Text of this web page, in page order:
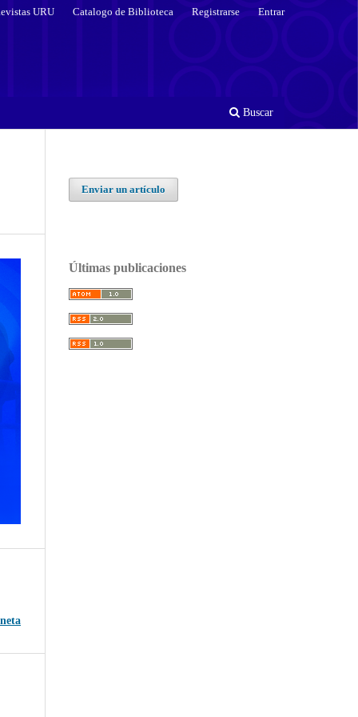
Buscar
URU Catalogo de Biblioteca Registrarse Entrar
Enviar un artículo
Últimas publicaciones